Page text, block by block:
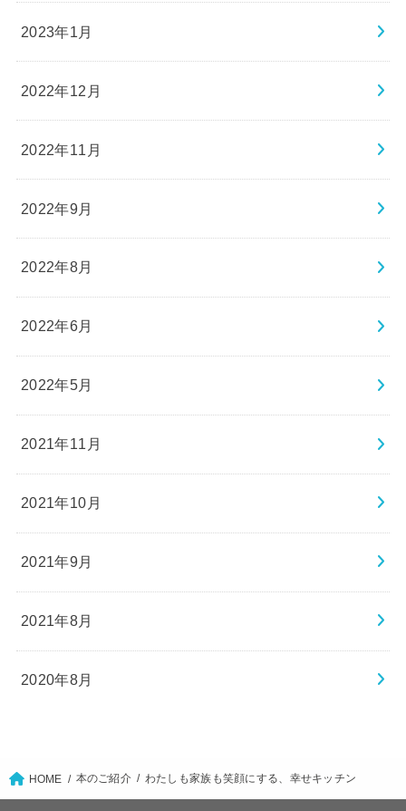
2023年1月
2022年12月
2022年11月
2022年9月
2022年8月
2022年6月
2022年5月
2021年11月
2021年10月
2021年9月
2021年8月
2020年8月
HOME 本のご紹介 わたしも家族も笑顔にする、幸せキッチン